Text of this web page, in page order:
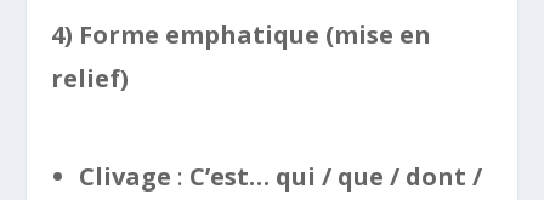
4) Forme emphatique (mise en
relief)
Clivage : C’est… qui / que / dont /